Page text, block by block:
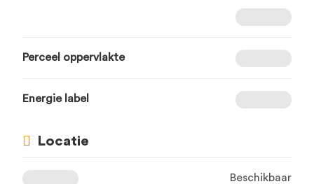
Perceel oppervlakte
Energie label
Locatie
Beschikbaar